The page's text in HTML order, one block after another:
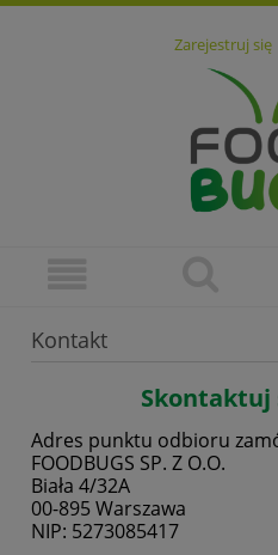
Zarejestruj się
Kontakt
Skontaktuj
Adres punktu odbioru
FOODBUGS SP. Z O.O.
Biała 4/32A
00-895 Warszawa
NIP: 5273085417